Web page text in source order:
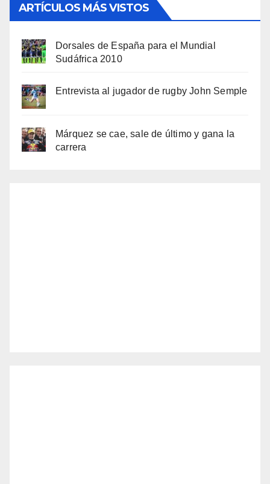
ARTÍCULOS MÁS VISTOS
Dorsales de España para el Mundial
Sudáfrica 2010
Entrevista al jugador de rugby John Semple
Márquez se cae, sale de último y gana la
carrera